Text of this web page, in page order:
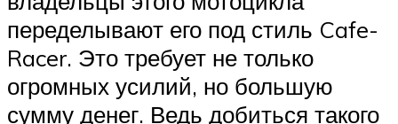
переделывают его под стиль Cafe-
Racer. Это требует не только
огромных усилий, но большую
сумму денег. Ведь добиться такого